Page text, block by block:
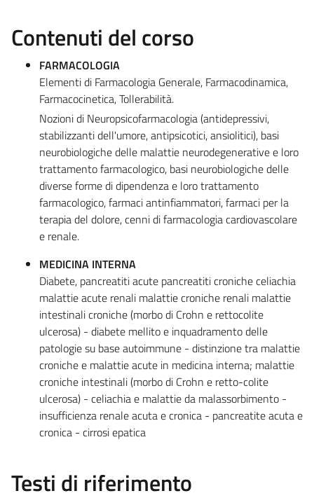
Contenuti del corso
FARMACOLOGIA
Elementi di Farmacologia Generale, Farmacodinamica,
Farmacocinetica, Tollerabilità.
Nozioni di Neuropsicofarmacologia (antidepressivi,
stabilizzanti dell'umore, antipsicotici, ansiolitici), basi
neurobiologiche delle malattie neurodegenerative e loro
trattamento farmacologico, basi neurobiologiche delle
diverse forme di dipendenza e loro trattamento
farmacologico, farmaci antinfiammatori, farmaci per la
terapia del dolore, cenni di farmacologia cardiovascolare
e renale.
MEDICINA INTERNA
Diabete, pancreatiti acute pancreatiti croniche celiachia
malattie acute renali malattie croniche renali malattie
intestinali croniche (morbo di Crohn e rettocolite
ulcerosa) - diabete mellito e inquadramento delle
patologie su base autoimmune - distinzione tra malattie
croniche e malattie acute in medicina interna; malattie
croniche intestinali (morbo di Crohn e retto-colite
ulcerosa) - celiachia e malattie da malassorbimento -
insufficienza renale acuta e cronica - pancreatite acuta e
cronica - cirrosi epatica
Testi di riferimento